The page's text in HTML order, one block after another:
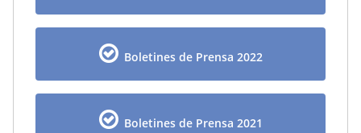
Boletines de Prensa 2022
Boletines de Prensa 2021